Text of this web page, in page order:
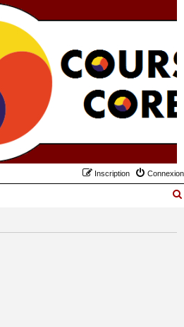
Connexion
Inscription